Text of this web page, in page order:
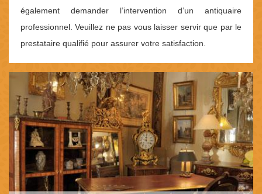
également demander l’intervention d’un antiquaire
professionnel. Veuillez ne pas vous laisser servir que par le
prestataire qualifié pour assurer votre satisfaction.